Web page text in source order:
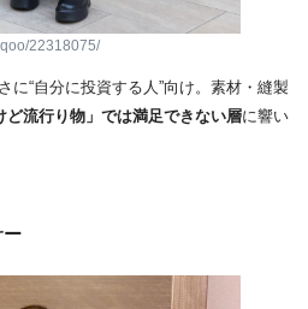
22318075/
に“自分に投資する人”向け。素材・縫製
ど流行り物」では満足できない層に響い
ー